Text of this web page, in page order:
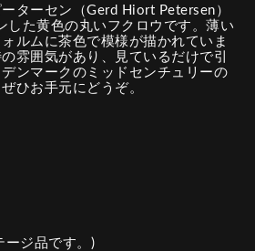
ターセン（Gerd Hiort Petersen）
した黄色の丸いフクロウです。薄い
ルムに茶色で模様が描かれていま
雰囲気があり、見ているだけで引
ンマークのミッドセンチュリーの
ひお手元にどうぞ。
ージ品です。)